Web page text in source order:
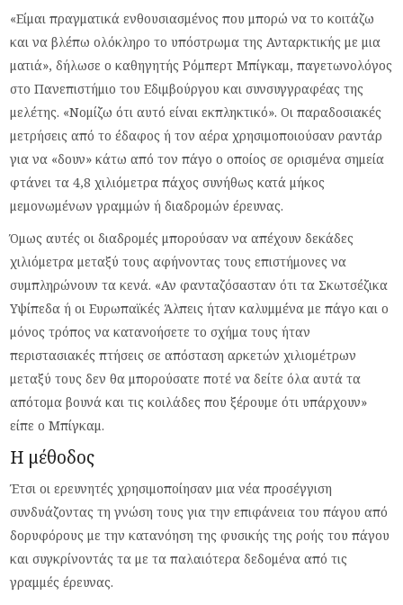
«Είμαι πραγματικά ενθουσιασμένος που μπορώ να το κοιτάζω
και να βλέπω ολόκληρο το υπόστρωμα της Ανταρκτικής με μια
ματιά», δήλωσε ο καθηγητής Ρόμπερτ Μπίγκαμ, παγετωνολόγος
στο Πανεπιστήμιο του Εδιμβούργου και συνσυγγραφέας της
μελέτης. «Νομίζω ότι αυτό είναι εκπληκτικό». Οι παραδοσιακές
μετρήσεις από το έδαφος ή τον αέρα χρησιμοποιούσαν ραντάρ
για να «δουν» κάτω από τον πάγο ο οποίος σε ορισμένα σημεία
φτάνει τα 4,8 χιλιόμετρα πάχος συνήθως κατά μήκος
μεμονωμένων γραμμών ή διαδρομών έρευνας.
Όμως αυτές οι διαδρομές μπορούσαν να απέχουν δεκάδες
χιλιόμετρα μεταξύ τους αφήνοντας τους επιστήμονες να
συμπληρώνουν τα κενά. «Αν φανταζόσασταν ότι τα Σκωτσέζικα
Υψίπεδα ή οι Ευρωπαϊκές Άλπεις ήταν καλυμμένα με πάγο και ο
μόνος τρόπος να κατανοήσετε το σχήμα τους ήταν
περιστασιακές πτήσεις σε απόσταση αρκετών χιλιομέτρων
μεταξύ τους δεν θα μπορούσατε ποτέ να δείτε όλα αυτά τα
απότομα βουνά και τις κοιλάδες που ξέρουμε ότι υπάρχουν»
είπε ο Μπίγκαμ.
Η μέθοδος
Έτσι οι ερευνητές χρησιμοποίησαν μια νέα προσέγγιση
συνδυάζοντας τη γνώση τους για την επιφάνεια του πάγου από
δορυφόρους με την κατανόηση της φυσικής της ροής του πάγου
και συγκρίνοντάς τα με τα παλαιότερα δεδομένα από τις
γραμμές έρευνας.